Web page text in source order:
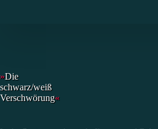
»Die
schwarz/weiß
Verschwörung«